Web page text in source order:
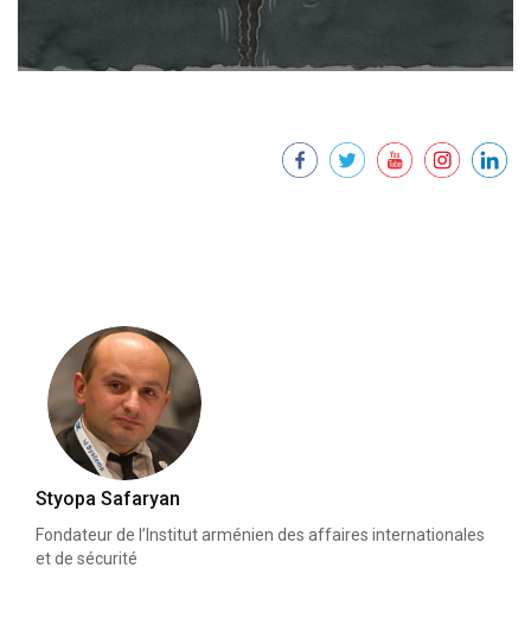
Styopa Safaryan
Fondateur de l’Institut arménien des affaires internationales
et de sécurité